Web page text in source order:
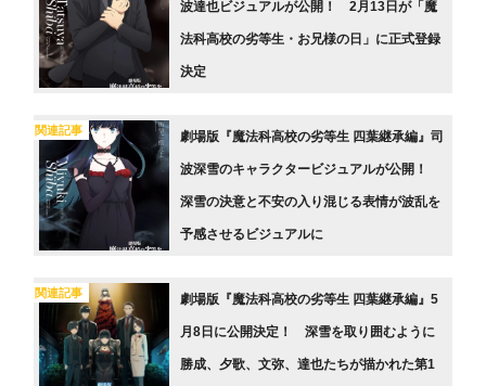
波達也ビジュアルが公開！ 2月13日が「魔
法科高校の劣等生・お兄様の日」に正式登録
決定
関連記事 劇場版『魔法科高校の劣等生 四葉継承編』司
波深雪のキャラクタービジュアルが公開！
深雪の決意と不安の入り混じる表情が波乱を
予感させるビジュアルに
関連記事 劇場版『魔法科高校の劣等生 四葉継承編』5
月8日に公開決定！ 深雪を取り囲むように
勝成、夕歌、文弥、達也たちが描かれた第1